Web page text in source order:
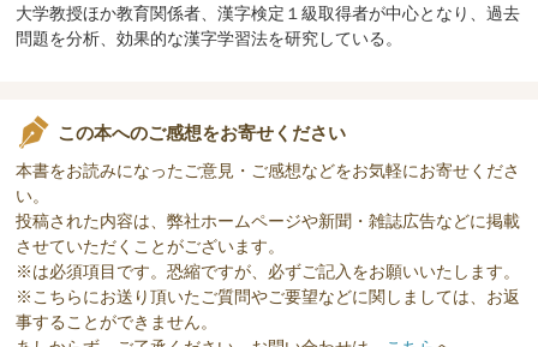
大学教授ほか教育関係者、漢字検定１級取得者が中心となり、過去
問題を分析、効果的な漢字学習法を研究している。
この本へのご感想をお寄せください
本書をお読みになったご意見・ご感想などをお気軽にお寄せくださ
い。
投稿された内容は、弊社ホームページや新聞・雑誌広告などに掲載
させていただくことがございます。
※は必須項目です。恐縮ですが、必ずご記入をお願いいたします。
※こちらにお送り頂いたご質問やご要望などに関しましては、お返
事することができません。